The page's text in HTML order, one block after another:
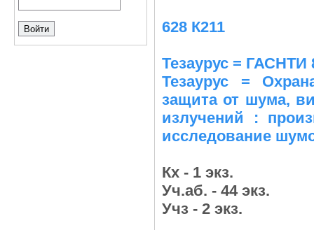
628 К211
Тезаурус = ГАСНТИ
Тезаурус =
защита от шума,
излучений :
исследование
Кх - 1 экз.
Уч.аб. - 44 экз.
Учз - 2 экз.